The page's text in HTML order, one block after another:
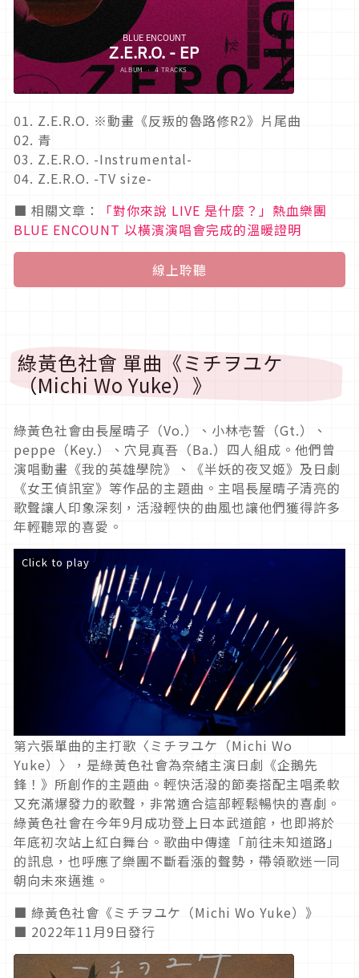
01. Z.E.R.O. ※動畫《反叛的魯路修R2》片尾曲
02. 青
03. Z.E.R.O. -Instrumental-
04. Z.E.R.O. -TV size-
■ 相關文章：
「對你來說 LIVE 是什麼？」熱血樂團
BLUE ENCOUNT 以橫濱演唱會完成的溫暖證明
線上聆聽
綠黃色社會 單曲《ミチヲユケ
（Michi Wo Yuke）》
綠黃色社會由長屋晴子（Vo.）、小林壱誓（Gt.）、
peppe（Key.）、穴見真吾（Ba.）四人組成。他們曾
演唱動畫《我的英雄學院》、《半妖的夜叉姬》及日劇
《女王偵訊室》等作品的主題曲。主唱長屋晴子清亮的
歌聲讓人印象深刻，活潑輕快的曲風也讓他們獲得許多
年輕聽眾的喜愛。
Click to play
第六張單曲的主打歌〈ミチヲユケ（Michi Wo
Yuke）〉，是綠黃色社會為奈緒主演日劇《企鵝先
鋒！》所創作的主題曲。輕快活潑的節奏搭配主唱柔軟
又充滿爆發力的歌聲，非常適合這部輕鬆暢快的喜劇。
綠黃色社會在今年9月成功登上日本武道館，也即將於
年底初次站上紅白舞台。歌曲中傳達「前往未知道路」
的訊息，也呼應了樂團不斷看漲的聲勢，帶領歌迷一同
朝向未來邁進。
■ 綠黃色社會《ミチヲユケ（Michi Wo Yuke）》
■ 2022年11月9日發行